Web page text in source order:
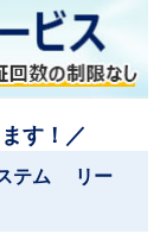
す！／
テム リー